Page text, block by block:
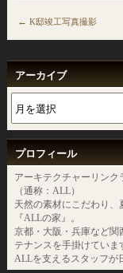
← K邸竣工写真撮影
アーカイブ
プロフィール
アーキテクチャーリンク
（通称：ALL）
天然の素材にこだわり
『ALLの家』。
京都・大阪・兵庫など関
テナンスを手掛けていま
ALLを支えるスタッフが